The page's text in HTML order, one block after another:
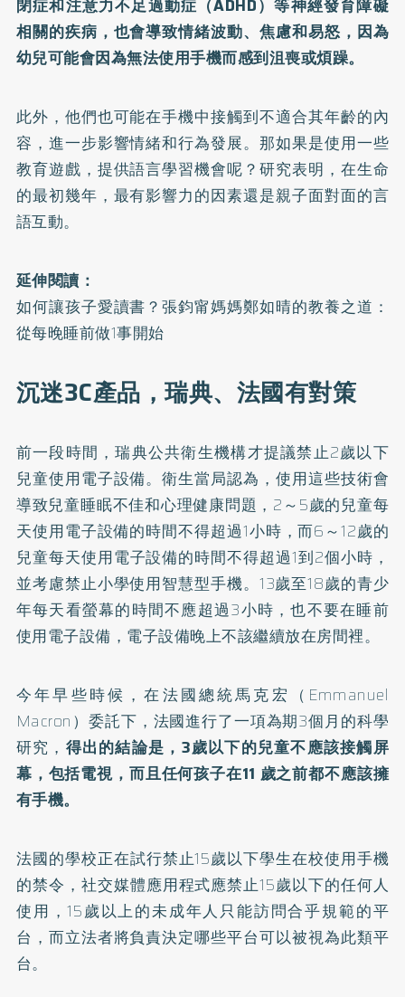
閉症和注意力不足過動症（ADHD）等神經發育障礙
相關的疾病，也會導致情緒波動、焦慮和易怒，因為
幼兒可能會因為無法使用手機而感到沮喪或煩躁。
此外，他們也可能在手機中接觸到不適合其年齡的內
容，進一步影響情緒和行為發展。那如果是使用一些
教育遊戲，提供語言學習機會呢？研究表明，在生命
的最初幾年，最有影響力的因素還是親子面對面的言
語互動。
延伸閱讀：
如何讓孩子愛讀書？張鈞甯媽媽鄭如晴的教養之道：
從每晚睡前做1事開始
沉迷3C產品，瑞典、法國有對策
前一段時間，瑞典公共衛生機構才提議禁止2歲以下
兒童使用電子設備。衛生當局認為，使用這些技術會
導致兒童睡眠不佳和心理健康問題，2～5歲的兒童每
天使用電子設備的時間不得超過1小時，而6～12歲的
兒童每天使用電子設備的時間不得超過1到2個小時，
並考慮禁止小學使用智慧型手機。13歲至18歲的青少
年每天看螢幕的時間不應超過3小時，也不要在睡前
使用電子設備，電子設備晚上不該繼續放在房間裡。
今年早些時候，在法國總統馬克宏（Emmanuel
Macron）委託下，法國進行了一項為期3個月的科學
研究， 得出的結論是，3歲以下的兒童不應該接觸屏
幕，包括電視，而且任何孩子在11 歲之前都不應該擁
有手機。
法國的學校正在試行禁止15歲以下學生在校使用手機
的禁令，社交媒體應用程式應禁止15歲以下的任何人
使用，15歲以上的未成年人只能訪問合乎規範的平
台，而立法者將負責決定哪些平台可以被視為此類平
台。